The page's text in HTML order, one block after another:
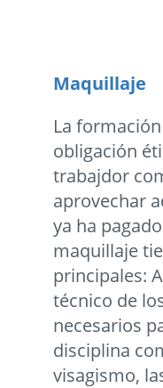
Maquillaje
La
obligación
trabajdor
aprovechar
ya ha
maquillaje
principales:
técnico de
necesarios
disciplina
visagismo,